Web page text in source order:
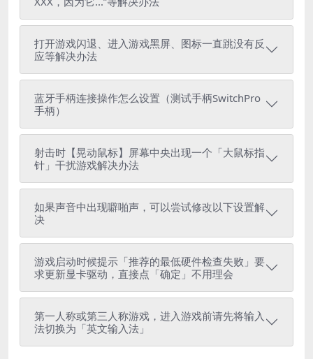
打开游戏闪退、进入游戏黑屏、图标一直跳没有反
应等解决办法
蓝牙手柄连接操作怎么设置（测试手柄SwitchPro
手柄）
射击时【晃动鼠标】屏幕中央出现一个「大鼠标指
针」干扰游戏解决办法
如果声音中出现噼啪声，可以尝试修改以下设置解
决
游戏启动时候提示「推荐的最低硬件检查失败」要
求更新显卡驱动，直接点「确定」不用理会
第一人称或第三人称游戏，进入游戏前请先将输入
法切换为「英文输入法」